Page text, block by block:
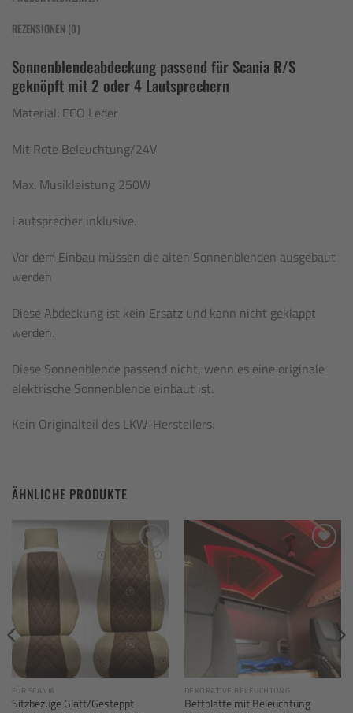
REZENSIONEN (0)
Sonnenblendeabdeckung passend für Scania R/S
geknöpft mit 2 oder 4 Lautsprechern
Material: ECO Leder
Mit Rote Beleuchtung/24V
Max. Musikleistung 250W
Lautsprecher inklusive.
Vor dem Einbau müssen die alten Sonnenblenden ausgebaut
werden
Diese Abdeckung ist kein Ersatz und kann nicht geklappt
werden.
Diese Sonnenblende passend nicht, wenn es eine originale
elektrische Sonnenblende einbaut ist.
Kein Originalteil des LKW-Herstellers.
ÄHNLICHE PRODUKTE
Add to
wishlist
FÜR SCANIA
Sitzbezüge Glatt/Gesteppt
wishlist
DEKORATIVE BELEUCHTUNG
Bettplatte mit Beleuchtung